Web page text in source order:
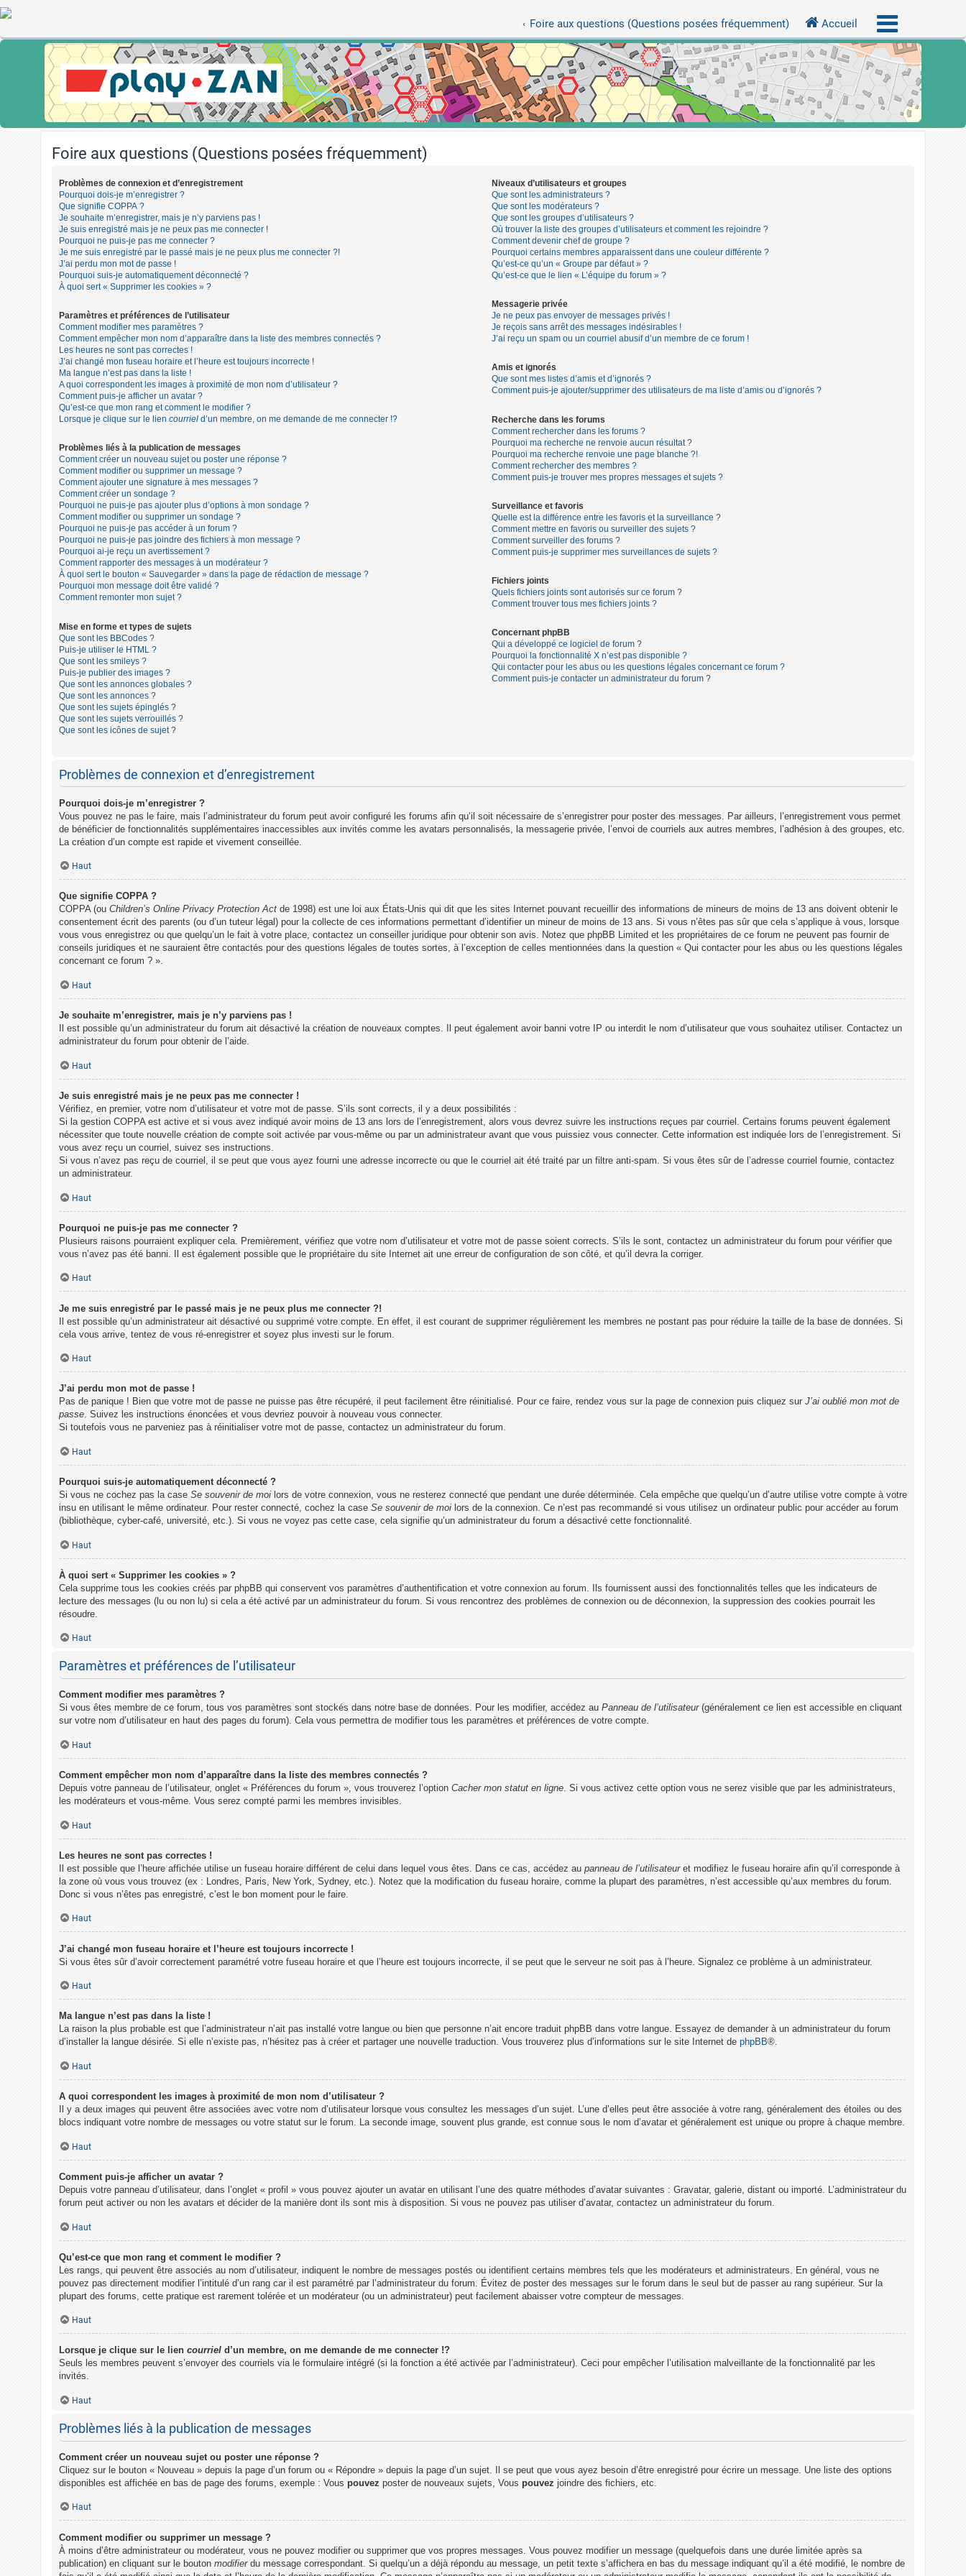
Accueil
Foire aux questions (Questions posées fréquemment)
Foire aux questions (Questions posées fréquemment)
Problèmes de connexion et d’enregistrement
Pourquoi dois-je m’enregistrer ?
Que signifie COPPA ?
Je souhaite m’enregistrer, mais je n’y parviens pas !
Je suis enregistré mais je ne peux pas me connecter !
Pourquoi ne puis-je pas me connecter ?
Je me suis enregistré par le passé mais je ne peux plus me connecter ?!
J’ai perdu mon mot de passe !
Pourquoi suis-je automatiquement déconnecté ?
À quoi sert « Supprimer les cookies » ?
Paramètres et préférences de l’utilisateur
Comment modifier mes paramètres ?
Comment empêcher mon nom d’apparaître dans la liste des membres connectés ?
Les heures ne sont pas correctes !
J’ai changé mon fuseau horaire et l’heure est toujours incorrecte !
Ma langue n’est pas dans la liste !
A quoi correspondent les images à proximité de mon nom d’utilisateur ?
Comment puis-je afficher un avatar ?
Qu’est-ce que mon rang et comment le modifier ?
Lorsque je clique sur le lien courriel d’un membre, on me demande de me connecter !?
Problèmes liés à la publication de messages
Comment créer un nouveau sujet ou poster une réponse ?
Comment modifier ou supprimer un message ?
Comment ajouter une signature à mes messages ?
Comment créer un sondage ?
Pourquoi ne puis-je pas ajouter plus d’options à mon sondage ?
Comment modifier ou supprimer un sondage ?
Pourquoi ne puis-je pas accéder à un forum ?
Pourquoi ne puis-je pas joindre des fichiers à mon message ?
Pourquoi ai-je reçu un avertissement ?
Comment rapporter des messages à un modérateur ?
À quoi sert le bouton « Sauvegarder » dans la page de rédaction de message ?
Pourquoi mon message doit être validé ?
Comment remonter mon sujet ?
Mise en forme et types de sujets
Que sont les BBCodes ?
Puis-je utiliser le HTML ?
Que sont les smileys ?
Puis-je publier des images ?
Que sont les annonces globales ?
Que sont les annonces ?
Que sont les sujets épinglés ?
Que sont les sujets verrouillés ?
Que sont les icônes de sujet ?
Niveaux d’utilisateurs et groupes
Que sont les administrateurs ?
Que sont les modérateurs ?
Que sont les groupes d’utilisateurs ?
Où trouver la liste des groupes d’utilisateurs et comment les rejoindre ?
Comment devenir chef de groupe ?
Pourquoi certains membres apparaissent dans une couleur différente ?
Qu’est-ce qu’un « Groupe par défaut » ?
Qu’est-ce que le lien « L’équipe du forum » ?
Messagerie privée
Je ne peux pas envoyer de messages privés !
Je reçois sans arrêt des messages indésirables !
J’ai reçu un spam ou un courriel abusif d’un membre de ce forum !
Amis et ignorés
Que sont mes listes d’amis et d’ignorés ?
Comment puis-je ajouter/supprimer des utilisateurs de ma liste d’amis ou d’ignorés ?
Recherche dans les forums
Comment rechercher dans les forums ?
Pourquoi ma recherche ne renvoie aucun résultat ?
Pourquoi ma recherche renvoie une page blanche ?!
Comment rechercher des membres ?
Comment puis-je trouver mes propres messages et sujets ?
Surveillance et favoris
Quelle est la différence entre les favoris et la surveillance ?
Comment mettre en favoris ou surveiller des sujets ?
Comment surveiller des forums ?
Comment puis-je supprimer mes surveillances de sujets ?
Fichiers joints
Quels fichiers joints sont autorisés sur ce forum ?
Comment trouver tous mes fichiers joints ?
Concernant phpBB
Qui a développé ce logiciel de forum ?
Pourquoi la fonctionnalité X n’est pas disponible ?
Qui contacter pour les abus ou les questions légales concernant ce forum ?
Comment puis-je contacter un administrateur du forum ?
Problèmes de connexion et d’enregistrement
Pourquoi dois-je m’enregistrer ?
Vous pouvez ne pas le faire, mais l’administrateur du forum peut avoir configuré les forums afin qu’il soit nécessaire de s’enregistrer pour poster des messages. Par ailleurs, l’enregistrement vous permet
de bénéficier de fonctionnalités supplémentaires inaccessibles aux invités comme les avatars personnalisés, la messagerie privée, l’envoi de courriels aux autres membres, l’adhésion à des groupes, etc.
La création d’un compte est rapide et vivement conseillée.
Haut
Que signifie COPPA ?
COPPA (ou Children’s Online Privacy Protection Act de 1998) est une loi aux États-Unis qui dit que les sites Internet pouvant recueillir des informations de mineurs de moins de 13 ans doivent obtenir le
consentement écrit des parents (ou d’un tuteur légal) pour la collecte de ces informations permettant d’identifier un mineur de moins de 13 ans. Si vous n’êtes pas sûr que cela s’applique à vous, lorsque
vous vous enregistrez ou que quelqu’un le fait à votre place, contactez un conseiller juridique pour obtenir son avis. Notez que phpBB Limited et les propriétaires de ce forum ne peuvent pas fournir de
conseils juridiques et ne sauraient être contactés pour des questions légales de toutes sortes, à l’exception de celles mentionnées dans la question « Qui contacter pour les abus ou les questions légales
concernant ce forum ? ».
Haut
Je souhaite m’enregistrer, mais je n’y parviens pas !
Il est possible qu’un administrateur du forum ait désactivé la création de nouveaux comptes. Il peut également avoir banni votre IP ou interdit le nom d’utilisateur que vous souhaitez utiliser. Contactez un
administrateur du forum pour obtenir de l’aide.
Haut
Je suis enregistré mais je ne peux pas me connecter !
Vérifiez, en premier, votre nom d’utilisateur et votre mot de passe. S’ils sont corrects, il y a deux possibilités :
Si la gestion COPPA est active et si vous avez indiqué avoir moins de 13 ans lors de l’enregistrement, alors vous devrez suivre les instructions reçues par courriel. Certains forums peuvent également
nécessiter que toute nouvelle création de compte soit activée par vous-même ou par un administrateur avant que vous puissiez vous connecter. Cette information est indiquée lors de l’enregistrement. Si
vous avez reçu un courriel, suivez ses instructions.
Si vous n’avez pas reçu de courriel, il se peut que vous ayez fourni une adresse incorrecte ou que le courriel ait été traité par un filtre anti-spam. Si vous êtes sûr de l’adresse courriel fournie, contactez
un administrateur.
Haut
Pourquoi ne puis-je pas me connecter ?
Plusieurs raisons pourraient expliquer cela. Premièrement, vérifiez que votre nom d’utilisateur et votre mot de passe soient corrects. S’ils le sont, contactez un administrateur du forum pour vérifier que
vous n’avez pas été banni. Il est également possible que le propriétaire du site Internet ait une erreur de configuration de son côté, et qu’il devra la corriger.
Haut
Je me suis enregistré par le passé mais je ne peux plus me connecter ?!
Il est possible qu’un administrateur ait désactivé ou supprimé votre compte. En effet, il est courant de supprimer régulièrement les membres ne postant pas pour réduire la taille de la base de données. Si
cela vous arrive, tentez de vous ré-enregistrer et soyez plus investi sur le forum.
Haut
J’ai perdu mon mot de passe !
Pas de panique ! Bien que votre mot de passe ne puisse pas être récupéré, il peut facilement être réinitialisé. Pour ce faire, rendez vous sur la page de connexion puis cliquez sur J’ai oublié mon mot de
passe. Suivez les instructions énoncées et vous devriez pouvoir à nouveau vous connecter.
Si toutefois vous ne parveniez pas à réinitialiser votre mot de passe, contactez un administrateur du forum.
Haut
Pourquoi suis-je automatiquement déconnecté ?
Si vous ne cochez pas la case Se souvenir de moi lors de votre connexion, vous ne resterez connecté que pendant une durée déterminée. Cela empêche que quelqu’un d’autre utilise votre compte à votre
insu en utilisant le même ordinateur. Pour rester connecté, cochez la case Se souvenir de moi lors de la connexion. Ce n’est pas recommandé si vous utilisez un ordinateur public pour accéder au forum
(bibliothèque, cyber-café, université, etc.). Si vous ne voyez pas cette case, cela signifie qu’un administrateur du forum a désactivé cette fonctionnalité.
Haut
À quoi sert « Supprimer les cookies » ?
Cela supprime tous les cookies créés par phpBB qui conservent vos paramètres d’authentification et votre connexion au forum. Ils fournissent aussi des fonctionnalités telles que les indicateurs de
lecture des messages (lu ou non lu) si cela a été activé par un administrateur du forum. Si vous rencontrez des problèmes de connexion ou de déconnexion, la suppression des cookies pourrait les
résoudre.
Haut
Paramètres et préférences de l’utilisateur
Comment modifier mes paramètres ?
Si vous êtes membre de ce forum, tous vos paramètres sont stockés dans notre base de données. Pour les modifier, accédez au Panneau de l’utilisateur(généralement ce lien est accessible en cliquant
sur votre nom d’utilisateur en haut des pages du forum). Cela vous permettra de modifier tous les paramètres et préférences de votre compte.
Haut
Comment empêcher mon nom d’apparaître dans la liste des membres connectés ?
Depuis votre panneau de l’utilisateur, onglet « Préférences du forum », vous trouverez l’option Cacher mon statut en ligne. Si vous activez cette option vous ne serez visible que par les administrateurs,
les modérateurs et vous-même. Vous serez compté parmi les membres invisibles.
Haut
Les heures ne sont pas correctes !
Il est possible que l’heure affichée utilise un fuseau horaire différent de celui dans lequel vous êtes. Dans ce cas, accédez au panneau de l’utilisateuret modifiez le fuseau horaire afin qu’il corresponde à
la zone où vous vous trouvez (ex : Londres, Paris, New York, Sydney, etc.). Notez que la modification du fuseau horaire, comme la plupart des paramètres, n’est accessible qu’aux membres du forum.
Donc si vous n’êtes pas enregistré, c’est le bon moment pour le faire.
Haut
J’ai changé mon fuseau horaire et l’heure est toujours incorrecte !
Si vous êtes sûr d’avoir correctement paramétré votre fuseau horaire et que l’heure est toujours incorrecte, il se peut que le serveur ne soit pas à l’heure. Signalez ce problème à un administrateur.
Haut
Ma langue n’est pas dans la liste !
La raison la plus probable est que l’administrateur n’ait pas installé votre langue ou bien que personne n’ait encore traduit phpBB dans votre langue. Essayez de demander à un administrateur du forum
d’installer la langue désirée. Si elle n’existe pas, n’hésitez pas à créer et partager une nouvelle traduction. Vous trouverez plus d’informations sur le site Internet de phpBB®.
Haut
A quoi correspondent les images à proximité de mon nom d’utilisateur ?
Il y a deux images qui peuvent être associées avec votre nom d’utilisateur lorsque vous consultez les messages d’un sujet. L’une d’elles peut être associée à votre rang, généralement des étoiles ou des
blocs indiquant votre nombre de messages ou votre statut sur le forum. La seconde image, souvent plus grande, est connue sous le nom d’avatar et généralement est unique ou propre à chaque membre.
Haut
Comment puis-je afficher un avatar ?
Depuis votre panneau d’utilisateur, dans l’onglet « profil » vous pouvez ajouter un avatar en utilisant l’une des quatre méthodes d’avatar suivantes : Gravatar, galerie, distant ou importé. L’administrateur du
forum peut activer ou non les avatars et décider de la manière dont ils sont mis à disposition. Si vous ne pouvez pas utiliser d’avatar, contactez un administrateur du forum.
Haut
Qu’est-ce que mon rang et comment le modifier ?
Les rangs, qui peuvent être associés au nom d’utilisateur, indiquent le nombre de messages postés ou identifient certains membres tels que les modérateurs et administrateurs. En général, vous ne
pouvez pas directement modifier l’intitulé d’un rang car il est paramétré par l’administrateur du forum. Évitez de poster des messages sur le forum dans le seul but de passer au rang supérieur. Sur la
plupart des forums, cette pratique est rarement tolérée et un modérateur (ou un administrateur) peut facilement abaisser votre compteur de messages.
Haut
Lorsque je clique sur le lien courriel d’un membre, on me demande de me connecter !?
Seuls les membres peuvent s’envoyer des courriels via le formulaire intégré (si la fonction a été activée par l’administrateur). Ceci pour empêcher l’utilisation malveillante de la fonctionnalité par les
invités.
Haut
Problèmes liés à la publication de messages
Comment créer un nouveau sujet ou poster une réponse ?
Cliquez sur le bouton « Nouveau » depuis la page d’un forum ou « Répondre » depuis la page d’un sujet. Il se peut que vous ayez besoin d’être enregistré pour écrire un message. Une liste des options
disponibles est affichée en bas de page des forums, exemple : Vous pouvez poster de nouveaux sujets, Vous pouvez joindre des fichiers, etc.
Haut
Comment modifier ou supprimer un message ?
À moins d’être administrateur ou modérateur, vous ne pouvez modifier ou supprimer que vos propres messages. Vous pouvez modifier un message (quelquefois dans une durée limitée après sa
publication) en cliquant sur le bouton modifierdu message correspondant. Si quelqu’un a déjà répondu au message, un petit texte s’affichera en bas du message indiquant qu’il a été modifié, le nombre de